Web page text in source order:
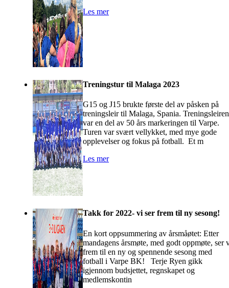
Les mer
Treningstur til Malaga 2023
G15 og J15 brukte første del av påsken på
treningsleir til Malaga, Spania. Treningsleiren
var en del av 50 års markeringen til Varpe.
Turen var svært vellykket, med mye gode
opplevelser og fokus på fotball. Et m
Les mer
Takk for 2022- vi ser frem til ny sesong!
En kort oppsummering av årsmåøtet: Etter
mandagens årsmøte, med godt oppmøte, ser
frem til en ny og spennende sesong med
fotball i Varpe BK! Terje Ryen gikk
igjennom budsjettet, regnskapet og
medlemskontin